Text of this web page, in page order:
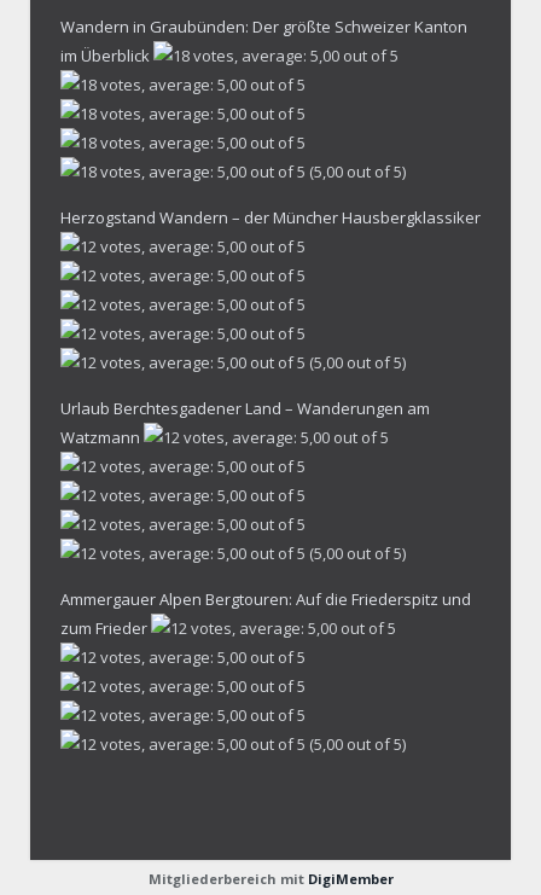
Wandern in Graubünden: Der größte Schweizer Kanton
im Überblick
(5,00 out of 5)
Herzogstand Wandern – der Müncher Hausbergklassiker
(5,00 out of 5)
Urlaub Berchtesgadener Land – Wanderungen am
Watzmann
(5,00 out of 5)
Ammergauer Alpen Bergtouren: Auf die Friederspitz und
zum Frieder
(5,00 out of 5)
Mitgliederbereich mit DigiMember